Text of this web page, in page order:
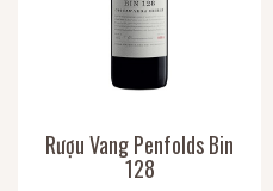
Rượu Vang Penfolds Bin
128